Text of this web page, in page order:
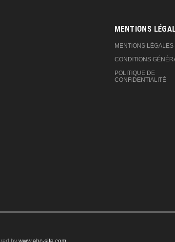
MENTIONS
MENTIONS LÉGALES
CONDITIONS
POLITIQUE DE
CONFIDENTIALITÉ